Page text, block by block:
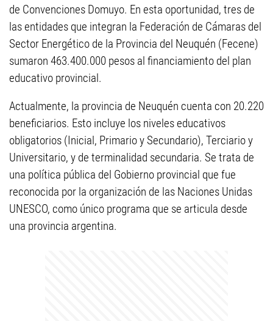
de Convenciones Domuyo. En esta oportunidad, tres de
las entidades que integran la Federación de Cámaras del
Sector Energético de la Provincia del Neuquén (Fecene)
sumaron 463.400.000 pesos al financiamiento del plan
educativo provincial.
Actualmente, la provincia de Neuquén cuenta con 20.220
beneficiarios. Esto incluye los niveles educativos
obligatorios (Inicial, Primario y Secundario), Terciario y
Universitario, y de terminalidad secundaria. Se trata de
una política pública del Gobierno provincial que fue
reconocida por la organización de las Naciones Unidas
UNESCO, como único programa que se articula desde
una provincia argentina.